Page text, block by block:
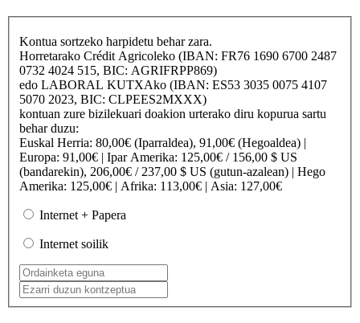
Kontua sortzeko harpidetu behar zara.
Horretarako Crédit Agricoleko (IBAN: FR76 1690 6700 2487
0732 4024 515, BIC: AGRIFRPP869)
edo LABORAL KUTXAko (IBAN: ES53 3035 0075 4107
5070 2023, BIC: CLPEES2MXXX)
kontuan zure bizilekuari doakion urterako diru kopurua sartu
behar duzu:
Euskal Herria: 80,00€ (Iparraldea), 91,00€ (Hegoaldea) |
Europa: 91,00€ | Ipar Amerika: 125,00€ / 156,00 $ US
(bandarekin), 206,00€ / 237,00 $ US (gutun-azalean) | Hego
Amerika: 125,00€ | Afrika: 113,00€ | Asia: 127,00€
Internet + Papera
Internet soilik